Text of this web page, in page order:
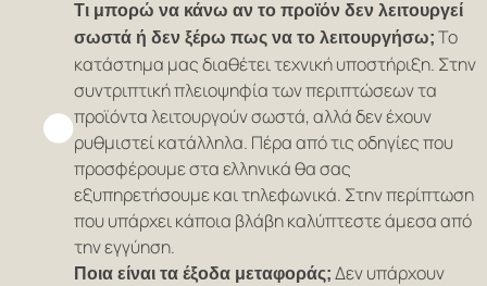
Τι μπορώ να κάνω αν το προϊόν δεν λειτουργεί
σωστά ή δεν ξέρω πως να το λειτουργήσω; Το
κατάστημα μας διαθέτει τεχνική υποστήριξη. Στην
συντριπτική πλειοψηφία των περιπτώσεων τα
προϊόντα λειτουργούν σωστά, αλλά δεν έχουν
ρυθμιστεί κατάλληλα. Πέρα από τις οδηγίες που
προσφέρουμε στα ελληνικά θα σας
εξυπηρετήσουμε και τηλεφωνικά. Στην περίπτωση
που υπάρχει κάποια βλάβη καλύπτεστε άμεσα από
την εγγύηση.
Ποια είναι τα έξοδα μεταφοράς; Δεν υπάρχουν